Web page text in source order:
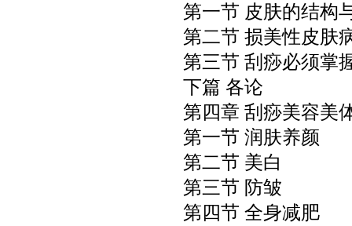
第一节 皮肤的结构
第二节 损美性皮肤
第三节 刮痧必须掌
下篇 各论
第四章 刮痧美容美
第一节 润肤养颜
第二节 美白
第三节 防皱
第四节 全身减肥